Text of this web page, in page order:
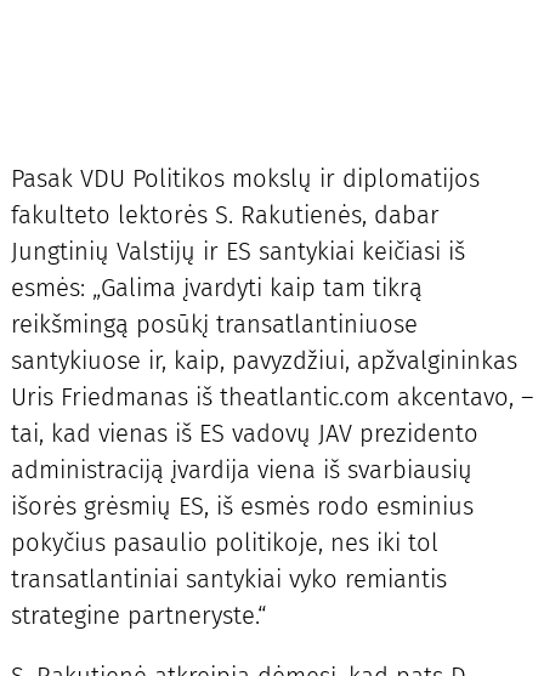
Pasak VDU Politikos mokslų ir diplomatijos
fakulteto lektorės S. Rakutienės, dabar
Jungtinių Valstijų ir ES santykiai keičiasi iš
esmės: „Galima įvardyti kaip tam tikrą
reikšmingą posūkį transatlantiniuose
santykiuose ir, kaip, pavyzdžiui, apžvalgininkas
Uris Friedmanas iš theatlantic.com akcentavo, –
tai, kad vienas iš ES vadovų JAV prezidento
administraciją įvardija viena iš svarbiausių
išorės grėsmių ES, iš esmės rodo esminius
pokyčius pasaulio politikoje, nes iki tol
transatlantiniai santykiai vyko remiantis
strategine partneryste.“